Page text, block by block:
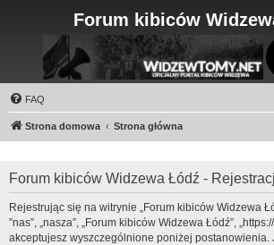
Forum kibiców
FAQ
Strona domowa Strona główna
Forum kibiców Widzewa Łódź -
Rejestrując się na witrynie „Forum kibiców Widzewa
”nas”, „nasza”, „Forum kibiców Widzewa Łódź”,
akceptujesz wyszczególnione poniżej postanowienia.